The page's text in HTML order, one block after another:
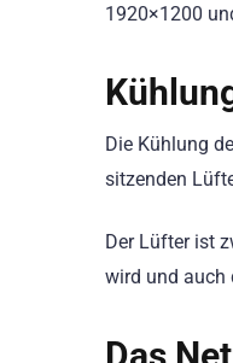
1920×1200
Die Kühlung
sitzenden
Der Lüfter ist
wird und auch